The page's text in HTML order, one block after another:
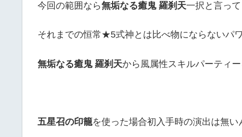
今回の範囲なら無垢なる癒鬼 羅刹天一択と言っ
それまでの恒常★5式神とは比べ物にならないパ
無垢なる癒鬼 羅刹天から風属性スキルパーティ
五星召の印籠を使った場合初入手時の演出は無い